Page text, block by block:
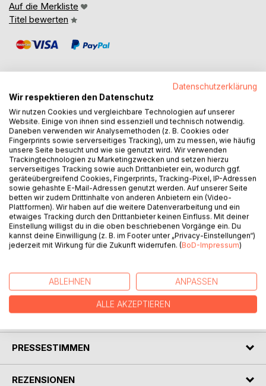
Auf die Merkliste
Titel bewerten
BESCHREIBUNG
Dieses Buch für Kinder und Erwachsene entstand nach
einer wahren Begebenheit.
Siri, ein hübscher Glatthaar-Foxterrier, wurde im
Bayerischen Wald gefunden und von dort ins Tierheim
gebracht.
Tierärzte schätzten ihr Alter auf etwa drei Jahre.
Unerschrocken und lebhaft in der Natur, ängstlich
gegenüber Menschen, entwickelte sie sich zu einem
unbeschwerten Hund.
Siri und ihre Freunde sind in Originalabbildungen dargestellt.
AUTOR/IN
PRESSESTIMMEN
REZENSIONEN
Datenschutzerklärung
Wir respektieren den Datenschutz
Wir nutzen Cookies und vergleichbare Technologien auf unserer
Website. Einige von ihnen sind essenziell und technisch notwendig.
Daneben verwenden wir Analysemethoden (z. B. Cookies oder
Fingerprints sowie serverseitiges Tracking), um zu messen, wie häufig
unsere Seite besucht und wie sie genutzt wird. Wir verwenden
Trackingtechnologien zu Marketingzwecken und setzen hierzu
serverseitiges Tracking sowie auch Drittanbieter ein, wodurch ggf.
geräteübergreifend Cookies, Fingerprints, Tracking-Pixel, IP-Adressen
sowie gehashte E-Mail-Adressen genutzt werden. Auf unserer Seite
betten wir zudem Drittinhalte von anderen Anbietern ein (Video-
Plattformen). Wir haben auf die weitere Datenverarbeitung und ein
etwaiges Tracking durch den Drittanbieter keinen Einfluss. Mit deiner
Einstellung willigst du in die oben beschriebenen Vorgänge ein. Du
kannst deine Einwilligung (z. B. im Footer unter „Privacy-Einstellungen“)
jederzeit mit Wirkung für die Zukunft widerrufen. (BoD-Impressum)
ABLEHNEN ANPASSEN
ALLE AKZEPTIEREN